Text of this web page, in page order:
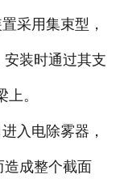
采用集束型，
装时通过其支
。
入电除雾器，
造成整个截面